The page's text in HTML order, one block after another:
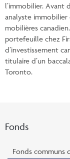
l’immobilier. Avant
analyste
mobilières
portefeuille chez
d’investissement
titulaire d’un
Toronto.
Fonds
Fonds communs